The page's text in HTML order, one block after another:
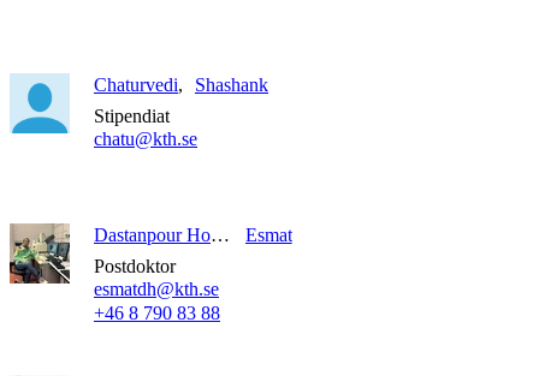
Chaturvedi
Shashank
Stipendiat
chatu@kth.se
Dastanpour Hosseinabadi
Esmat
Postdoktor
esmatdh@kth.se
+46 8 790 83 88